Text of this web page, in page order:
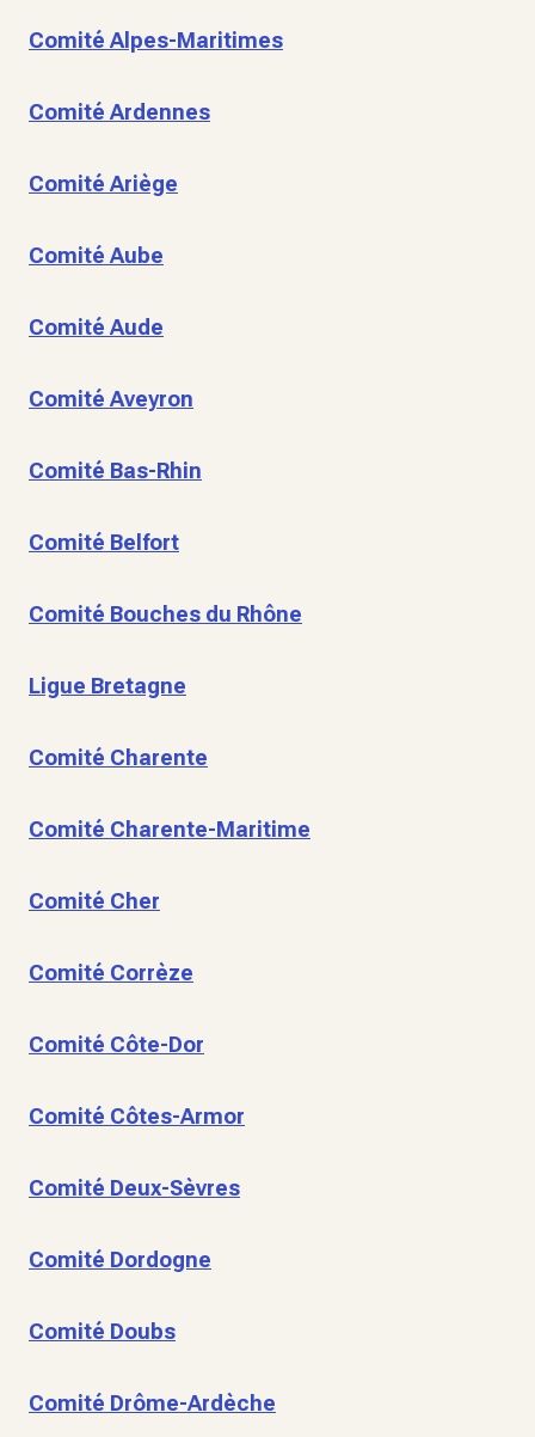
Comité Alpes-Maritimes
Comité Ardennes
Comité Ariège
Comité Aube
Comité Aude
Comité Aveyron
Comité Bas-Rhin
Comité Belfort
Comité Bouches du Rhône
Ligue Bretagne
Comité Charente
Comité Charente-Maritime
Comité Cher
Comité Corrèze
Comité Côte-Dor
Comité Côtes-Armor
Comité Deux-Sèvres
Comité Dordogne
Comité Doubs
Comité Drôme-Ardèche